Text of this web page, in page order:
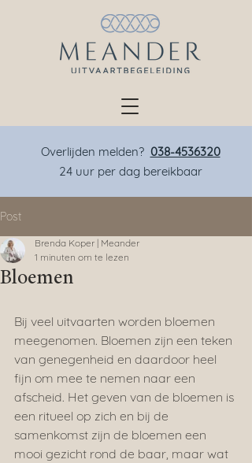
Overlijden melden? 038-4536320
24 uur per dag bereikbaar
Post
Bloemen
Brenda Koper | Meander
1 minuten om te lezen
Bij veel uitvaarten worden bloemen
meegenomen. Bloemen zijn een teken
van genegenheid en daardoor heel
fijn om mee te nemen naar een
afscheid. Het geven van de bloemen is
een ritueel op zich en bij de
samenkomst zijn de bloemen een
mooi gezicht rond de baar, maar wat